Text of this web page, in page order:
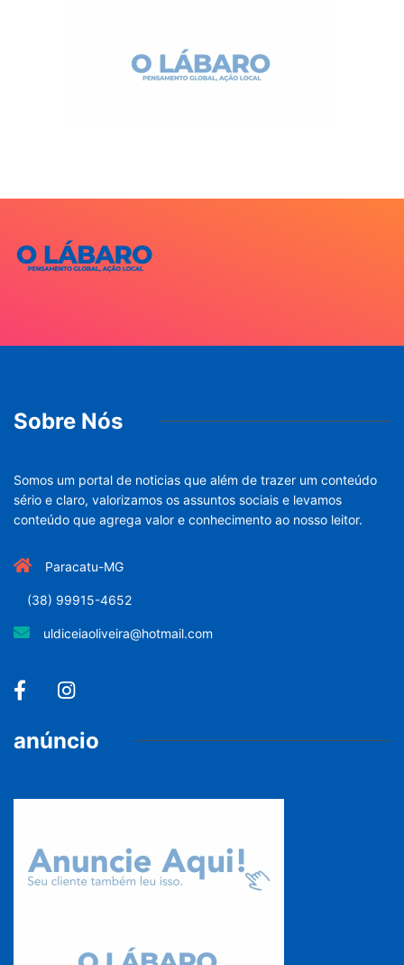
Sobre Nós
Somos um portal de noticias que além de trazer um conteúdo
sério e claro, valorizamos os assuntos sociais e levamos
conteúdo que agrega valor e conhecimento ao nosso leitor.
Paracatu-MG
(38) 99915-4652
uldiceiaoliveira@hotmail.com
anúncio